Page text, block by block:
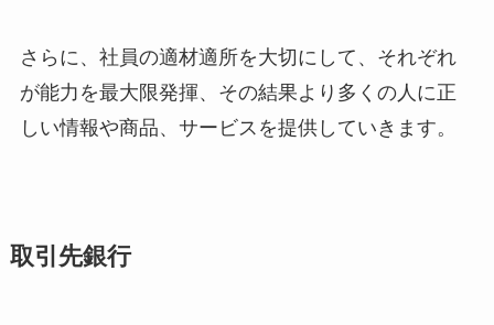
さらに、社員の適材適所を大切にして、それぞれ
が能力を最大限発揮、その結果より多くの人に正
しい情報や商品、サービスを提供していきます。
取引先銀行